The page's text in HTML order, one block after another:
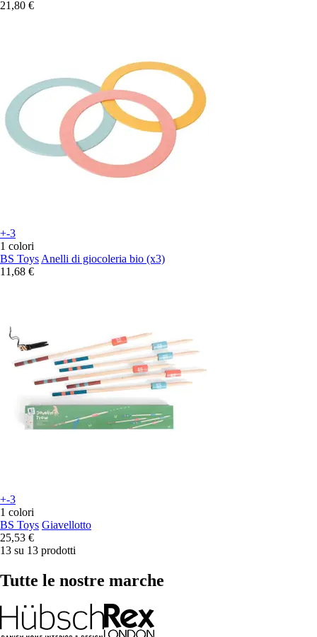
21,80 €
+-3
1 colori
BS Toys Anelli di giocoleria bio (x3)
11,68 €
+-3
1 colori
BS Toys Giavellotto
25,53 €
13 su 13 prodotti
Tutte le nostre marche